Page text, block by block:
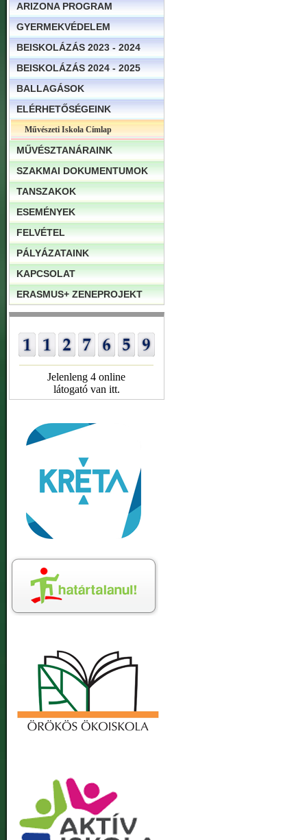
ARIZONA PROGRAM
GYERMEKVÉDELEM
BEISKOLÁZÁS 2023 - 2024
BEISKOLÁZÁS 2024 - 2025
BALLAGÁSOK
ELÉRHETŐSÉGEINK
Művészeti Iskola Címlap
MŰVÉSZTANÁRAINK
SZAKMAI DOKUMENTUMOK
TANSZAKOK
ESEMÉNYEK
FELVÉTEL
PÁLYÁZATAINK
KAPCSOLAT
ERASMUS+ ZENEPROJEKT
Jelenleng 4 online
látogató van itt.